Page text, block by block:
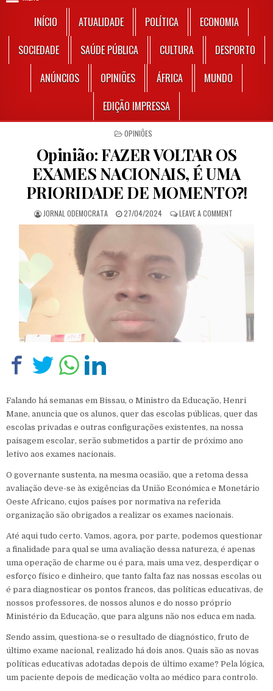
INÍCIO ATUALIDADE POLÍTICA
ECONOMIA
SOCIEDADE
SAÚDE PÚBLICA CULTURA
DESPORTO
ANÚNCIOS
OPINIÕES ÁFRICA
MUNDO
EDIÇÃO IMPRESSA
POSTED IN
OPINIÕES
Opinião: FAZER VOLTAR OS
EXAMES NACIONAIS, É UMA
PRIORIDADE DE MOMENTO⁈
AUTHOR:
JORNAL ODEMOCRATA PUBLISHED DATE:
27/04/2024 LEAVE A COMMENT
Falando há semanas em Bissau, o Ministro da Educação, Henri
Mane, anuncia que os alunos, quer das escolas públicas, quer das
escolas privadas e outras configurações existentes, na nossa
paisagem escolar, serão submetidos a partir de próximo ano
letivo aos exames nacionais.
O governante sustenta, na mesma ocasião, que a retoma dessa
avaliação deve-se às exigências da União Económica e Monetário
Oeste Africano, cujos países por normativa na referida
organização são obrigados a realizar os exames nacionais.
Até aqui tudo certo. Vamos, agora, por parte, podemos questionar
a finalidade para qual se uma avaliação dessa natureza, é apenas
uma operação de charme ou é para, mais uma vez, desperdiçar o
esforço físico e dinheiro, que tanto falta faz nas nossas escolas ou
é para diagnosticar os pontos francos, das políticas educativas, de
nossos professores, de nossos alunos e do nosso próprio
Ministério da Educação, que para alguns não nos educa em nada.
Sendo assim, questiona-se o resultado de diagnóstico, fruto de
último exame nacional, realizado há dois anos. Quais são as novas
políticas educativas adotadas depois de último exame? Pela lógica,
um paciente depois de medicação volta ao médico para controlo.